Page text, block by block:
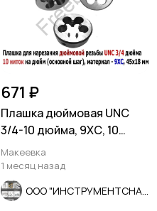
671 ₽
Плашка дюймовая UNC
3/4-10 дюйма, 9ХС, 10
ниток на дюйм, 45/18 мм.
Макеевка
1 месяц назад